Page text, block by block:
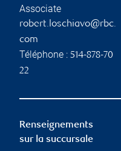
Associate
robert.loschiavo@rbc.
com
Téléphone : 514-878-70
22
Renseignements
sur la succursale